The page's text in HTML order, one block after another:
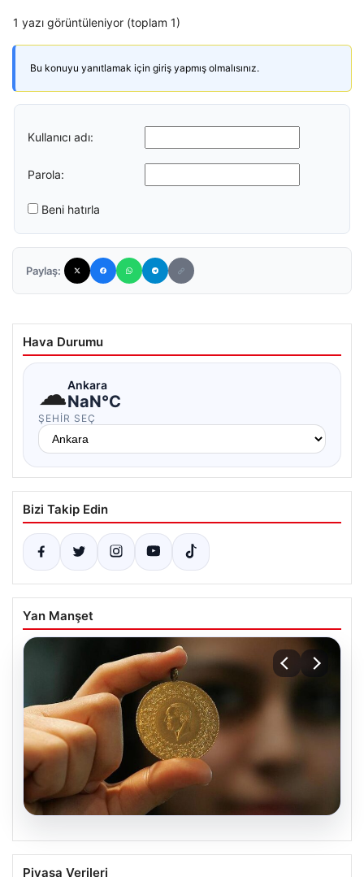
1 yazı görüntüleniyor (toplam 1)
Bu konuyu yanıtlamak için giriş yapmış olmalısınız.
Kullanıcı adı:
Parola:
Beni hatırla
Paylaş:
Hava Durumu
☁Ankara
NaN°C
ŞEHIR SEÇ
Bizi Takip Edin
Yan Manşet
06.08.2026
Altın fiyatları canlı grafik 22 Mayıs: Altın
Piyasa Verileri